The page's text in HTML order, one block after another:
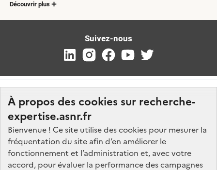
À propos des cookies sur recherche-
expertise.asnr.fr
Bienvenue ! Ce site utilise des cookies pour mesurer la
fréquentation du site afin d’en améliorer le
fonctionnement et l’administration et, avec votre
accord, pour évaluer la performance des campagnes
Découvrir plus
Suivez-nous
Nos marchés
Nos offres d'emploi